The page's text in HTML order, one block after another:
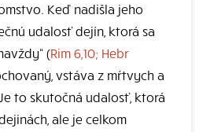
Keď nadišla jeho
udalosť dejín, ktorá sa
(Rim 6,10; Hebr
vstáva z mŕtvych a
to skutočná udalosť, ktorá
ale je celkom